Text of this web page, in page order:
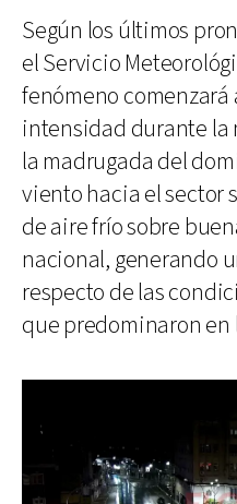
Según los últimos
el Servicio
fenómeno
intensidad durante la
la madrugada del
viento hacia el sector
de aire frío sobre
nacional, generando
respecto de las
que predominaron en